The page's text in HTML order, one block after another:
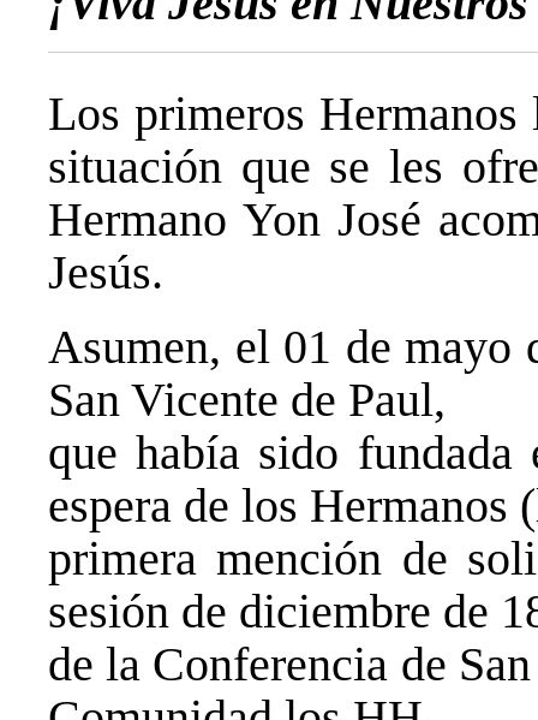
Los primeros
situación que se les
Hermano Yon José
Jesús.
Asumen, el 01 de mayo
San Vicente de Paul,
que había sido
espera de los Hermanos
primera mención de
sesión de diciembre de
de la Conferencia de